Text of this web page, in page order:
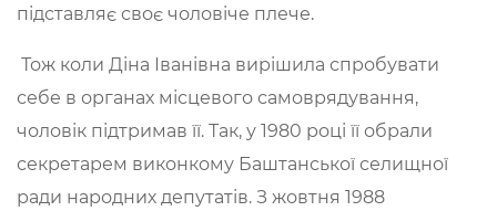
підставляє своє чоловіче плече.
Тож коли Діна Іванівна вирішила спробувати
себе в органах місцевого самоврядування,
чоловік підтримав її. Так, у 1980 році її обрали
секретарем виконкому Баштанської селищної
ради народних депутатів. З жовтня 1988